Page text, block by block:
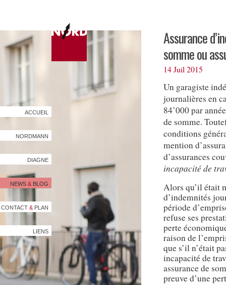
ACCUEIL
NORDMANN
DIAGNE
NEWS & BLOG
CONTACT & PLAN
LIENS
Assurance
somme ou
14 Juil 2015
Un garagiste
journalières en
84’000 par
de somme.
conditions
mention
d’assurances
incapacité de
Alors qu’il était
d’indemnités
période
refuse ses
perte
raison de
que s’il n’était
incapacité de
assurance de
preuve d’une